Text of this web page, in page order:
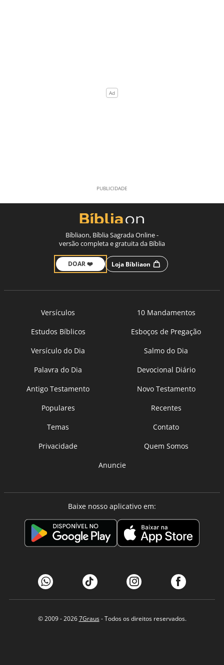
Bíbliaon, Bíblia Sagrada Online -
versão completa e gratuita da Bíblia
DOAR ❤️ Loja Bíbliaon
Versículos
10 Mandamentos
Estudos Bíblicos
Esboços de Pregação
Versículo do Dia
Salmo do Dia
Palavra do Dia
Devocional Diário
Antigo Testamento
Novo Testamento
Populares
Recentes
Temas
Contato
Privacidade
Quem Somos
Anuncie
Baixe nosso aplicativo em:
© 2009 - 20267Graus- Todos os direitos reservados.